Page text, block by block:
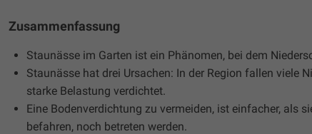
Zusammenfassung
Staunässe im Garten ist ein Phänomen, bei dem
Staunässe hat drei Ursachen: In der Region fallen viele
starke Belastung verdichtet.
Eine Bodenverdichtung zu vermeiden, ist einfacher, als
befahren, noch betreten werden.